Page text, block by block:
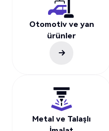
Otomotiv ve yan
ürünler
Metal ve Talaşlı